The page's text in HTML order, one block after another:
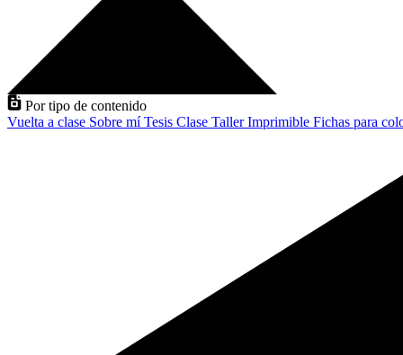
Por tipo de contenido
Vuelta a clase Sobre míTesis Clase TallerImprimible Fichas para